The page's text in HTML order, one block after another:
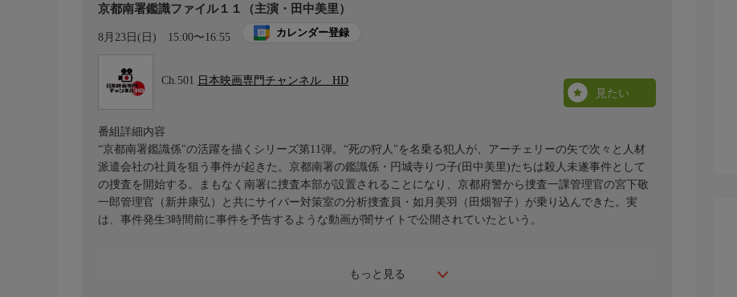
京都南署鑑識ファイル１１（主演・田中美里）
8月23日(日) 15:00〜16:55 カレンダー登録
Ch.501
日本映画専門チャンネル HD
見たい
もっと見る
番組詳細内容
“京都南署鑑識係"の活躍を描くシリーズ第11弾。“死の狩人"を名乗る犯人が、アーチェリーの矢で次々と人材
派遣会社の社員を狙う事件が起きた。京都南署の鑑識係・円城寺りつ子(田中美里)たちは殺人未遂事件として
の捜査を開始する。まもなく南署に捜査本部が設置されることになり、京都府警から捜査一課管理官の宮下敬
一郎管理官（新井康弘）と共にサイバー対策室の分析捜査員・如月美羽（田畑智子）が乗り込んできた。実
は、事件発生3時間前に事件を予告するような動画が闇サイトで公開されていたという。